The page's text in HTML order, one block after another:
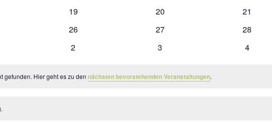
0
19
0
20
0
21
0
26
0
27
0
28
0
2
0
3
0
4
gefunden. Hier geht es zu den nächsten bevorstehenden Veranstaltungen.